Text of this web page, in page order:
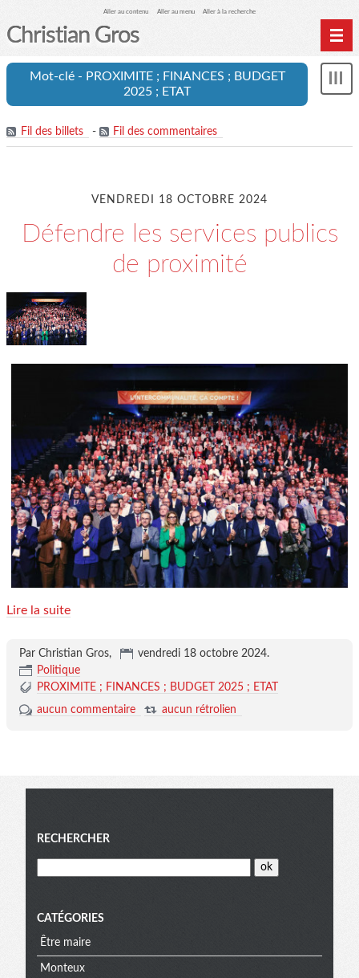
Aller au contenu Aller au menu Aller à la recherche
Christian Gros
Mot-clé - PROXIMITE ; FINANCES ; BUDGET
2025 ; ETAT
Fil des billets - Fil des commentaires
VENDREDI 18 OCTOBRE 2024
Défendre les services publics
de proximité
Lire la suite
Par Christian Gros, vendredi 18 octobre 2024.
Politique
PROXIMITE ; FINANCES ; BUDGET 2025 ; ETAT
aucun commentaire
aucun rétrolien
Menu
RECHERCHER
CATÉGORIES
Être maire
Monteux